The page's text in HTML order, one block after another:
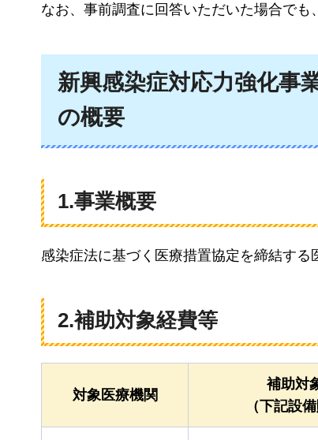
なお、事前調査に回答いただいた場合でも
新興感染症対応力強化事
の概要
1.事業概要
感染症法に基づく医療措置協定を締結す
2.補助対象経費等
対象医療機関
補助対
（下記設